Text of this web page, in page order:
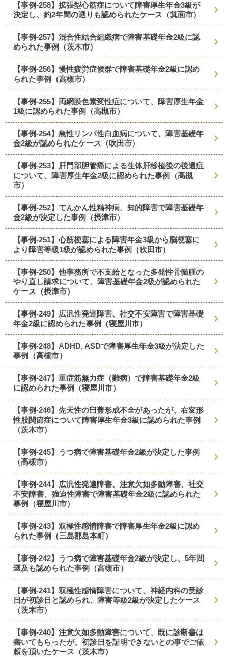
【事例-258】拡張型心筋症について障害厚生年金3級が
決定し、約2年間の遡りも認められたケース（箕面市）
【事例-257】混合性結合組織病で障害基礎年金2級に認
められた事例（茨木市）
【事例-256】慢性疲労症候群で障害基礎年金2級に認め
られた事例（高槻市）
【事例-255】両網膜色素変性症について、障害厚生年金
1級に認められた事例（高槻市）
【事例-254】急性リンパ性白血病について、障害基礎年
金2級が認められたケース（吹田市）
【事例-253】肝門部胆管癌による生体肝移植後の後遺症
について、障害厚生年金2級に認められた事例（高槻
市）
【事例-252】てんかん性精神病、知的障害で障害基礎年
金2級が決定した事例（摂津市）
【事例-251】心筋梗塞による障害年金3級から脳梗塞に
より障害等級1級が認められた事例（吹田市）
【事例-250】他事務所で不支給となった多発性骨髄腫の
やり直し請求について、障害基礎年金2級が認められた
ケース（摂津市）
【事例-249】広汎性発達障害、社交不安障害で障害基礎
年金2級に認められた事例（寝屋川市）
【事例-248】ADHD, ASDで障害厚生年金3級が決定した
事例（高槻市）
【事例-247】重症筋無力症（難病）で障害基礎年金2級
に認められた事例（寝屋川市）
【事例-246】先天性の臼蓋形成不全があったが、右変形
性股関節症について障害厚生年金3級に認められた事例
（茨木市）
【事例-245】うつ病で障害基礎年金2級が決定した事例
（高槻市）
【事例-244】広汎性発達障害、注意欠如多動障害、社交
不安障害、強迫性障害で障害基礎年金2級に認められた
事例（寝屋川市）
【事例-243】双極性感情障害で障害厚生年金2級に認め
られた事例（三島郡島本町）
【事例-242】うつ病で障害基礎年金2級が決定し、5年間
遡及も認められた事例（高槻市）
【事例-241】双極性感情障害について、神経内科の受診
日が初診日と認められ、障害等級2級が決定したケース
（茨木市）
【事例-240】注意欠如多動障害について、既に診断書は
書いてもらったが、初診日を証明できないとの事でご依
頼を頂いたケース（茨木市）